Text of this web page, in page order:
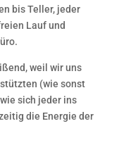
bis Teller, jeder
Lauf und
weil wir uns
(wie sonst
sich jeder ins
die Energie der